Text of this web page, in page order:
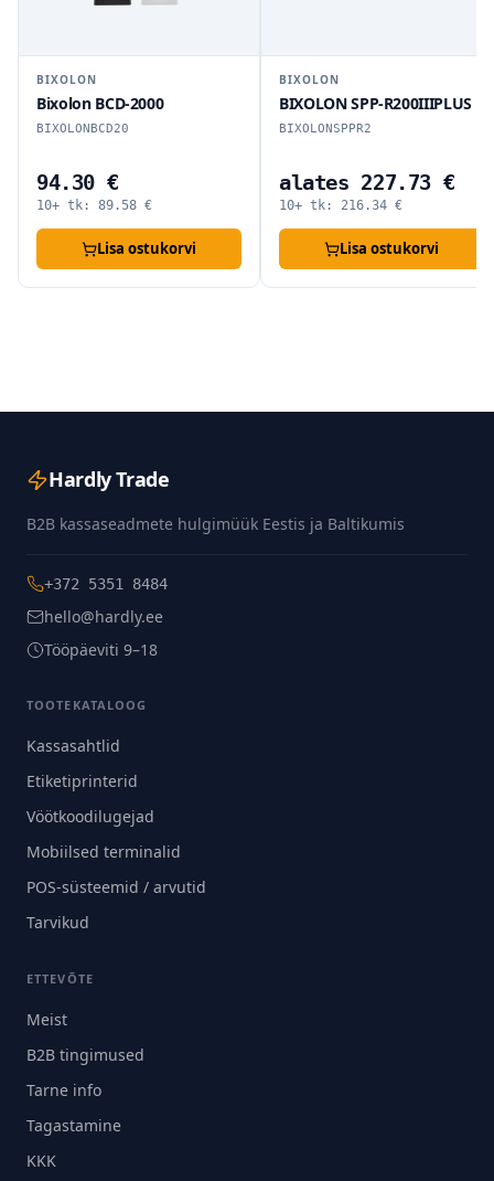
BIXOLON
Bixolon BCD-2000
BIXOLONBCD20
94.30 €
10+ tk: 89.58 €
Lisa ostukorvi
BIXOLON
BIXOLON SPP-R200IIIPLUS
BIXOLONSPPR2
alates 227.73 €
10+ tk: 216.34 €
Lisa ostukorvi
Hardly Trade
B2B kassaseadmete hulgimüük Eestis ja Baltikumis
+372 5351 8484
hello@hardly.ee
Tööpäeviti 9–18
TOOTEKATALOOG
Kassasahtlid
Etiketiprinterid
Vöötkoodilugejad
Mobiilsed terminalid
POS-süsteemid / arvutid
Tarvikud
ETTEVÕTE
Meist
B2B tingimused
Tarne info
Tagastamine
KKK